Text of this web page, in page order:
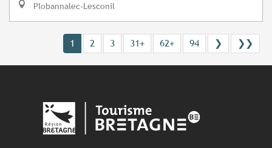
Plobannalec-Lesconil
1 2 3 31+ 62+ 94 ❯ ❯❯